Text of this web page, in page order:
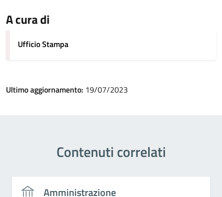
A cura di
Ufficio Stampa
Ultimo aggiornamento: 19/07/2023
Contenuti correlati
Amministrazione